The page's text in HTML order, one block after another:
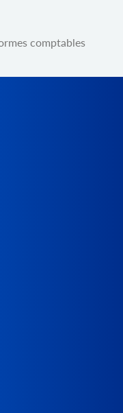
comptables